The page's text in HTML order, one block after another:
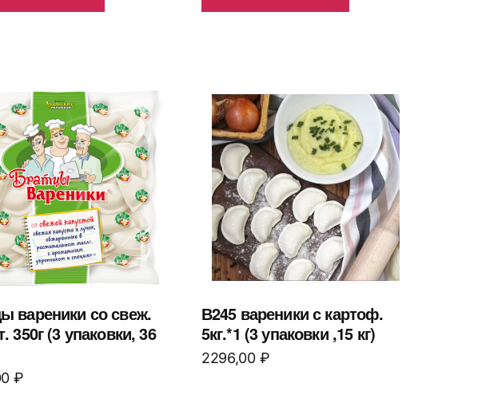
вареники со свеж.
350г (3 упаковки, 36
₽
В245 вареники с картоф.
5кг.*1 (3 упаковки ,15 кг)
2296,00 ₽